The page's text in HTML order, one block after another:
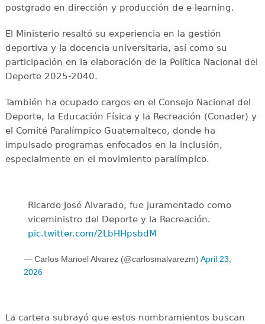
postgrado en dirección y producción de e-learning.
El Ministerio resaltó su experiencia en la gestión
deportiva y la docencia universitaria, así como su
participación en la elaboración de la Política Nacional del
Deporte 2025-2040.
También ha ocupado cargos en el Consejo Nacional del
Deporte, la Educación Física y la Recreación (Conader) y
el Comité Paralímpico Guatemalteco, donde ha
impulsado programas enfocados en la inclusión,
especialmente en el movimiento paralímpico.
Ricardo José Alvarado, fue juramentado como
viceministro del Deporte y la Recreación.
pic.twitter.com/2LbHHpsbdM
— Carlos Manoel Alvarez (@carlosmalvarezm) April 23,
2026
La cartera subrayó que estos nombramientos buscan